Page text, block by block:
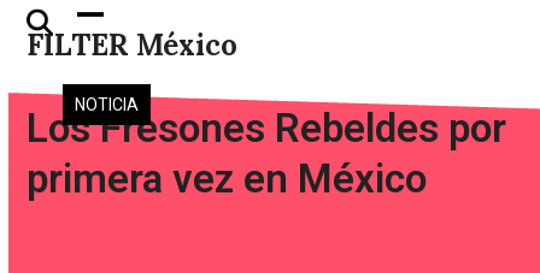
Skip
FILTER México
Open
mobile
menu
Close
mobile
menu
NOTICIA
Los Fresones Rebeldes por
primera vez en México